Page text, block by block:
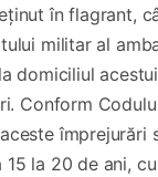
în flagrant,
militar al
domiciliul
Conform
împrejurări
15 la 20 de ani,